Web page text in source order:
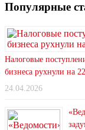
Популярные
Налоговые
бизнеса рухнули на
24.04.2026